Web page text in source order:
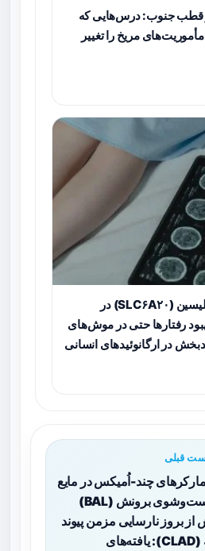
ماهه در قطب جنوب: درس‌هایی که
مریخ را تغییر
مهارگر جدیدِ ناقل گلیسین (SLC۶A۲۰) در
رفتارها حتی در موش‌های
در ارگانوئیدهای انسانی
قبلی
چند-اُمیکس در مایع
شست‌وشوی برونش (BAL)
از بروز نارسایی مزمن پیوند
ریه (CLAD): یافته‌های